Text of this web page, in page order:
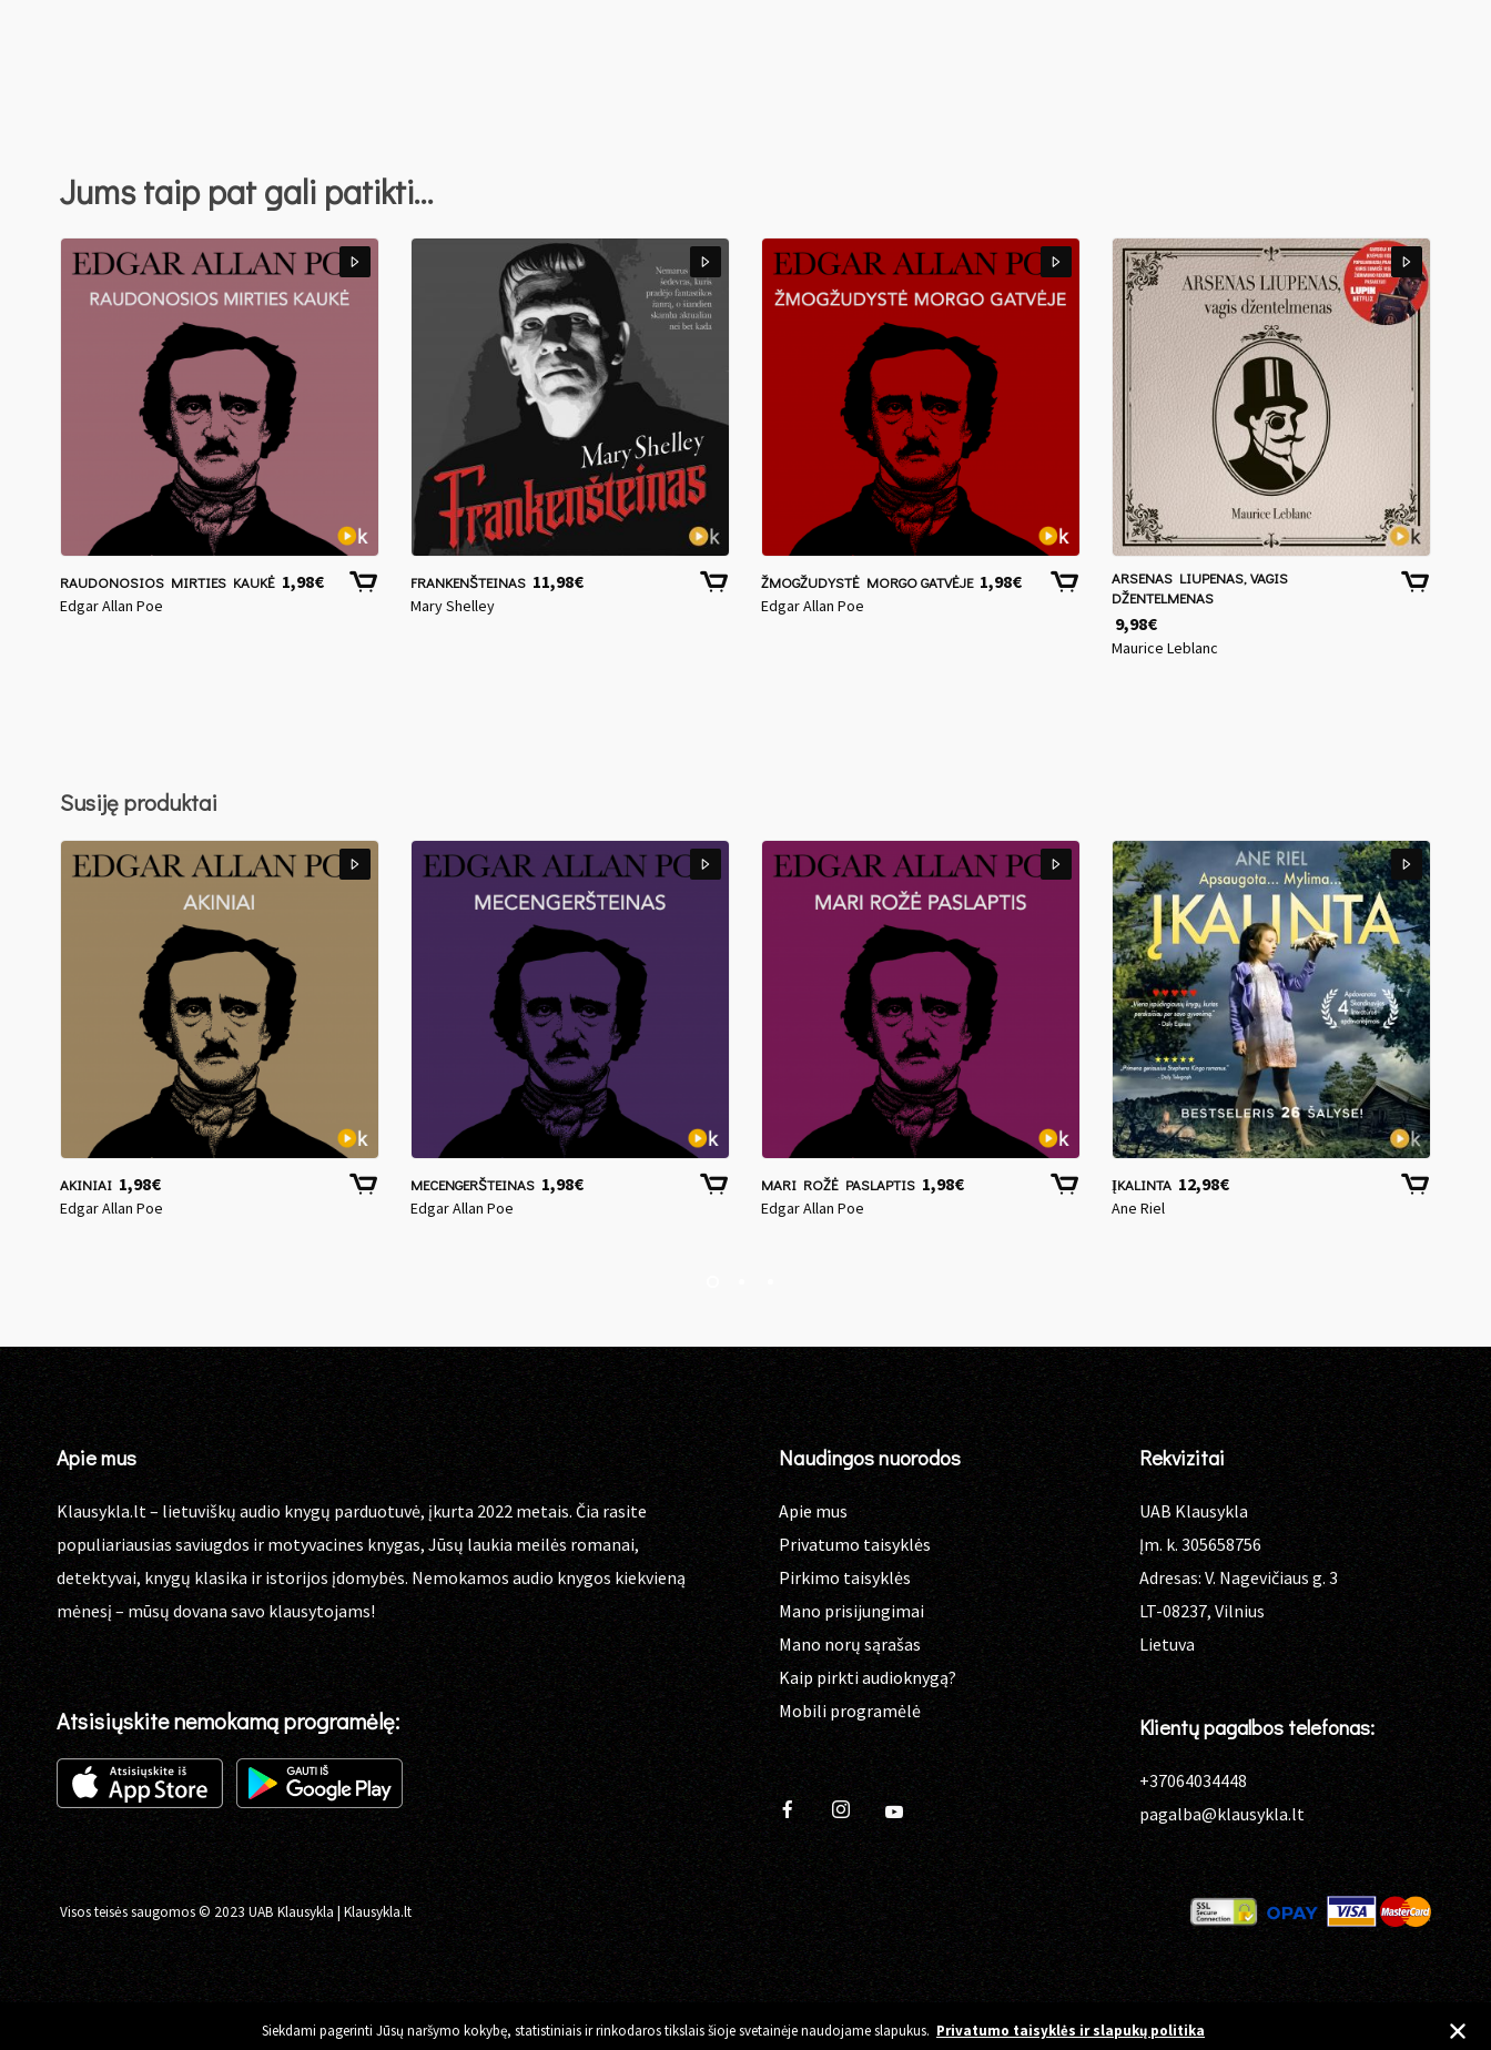
Siekdami pagerinti Jūsų naršymo kokybę, statistiniais ir rinkodaros tikslais šioje svetainėje naudojame slapukus. Privatumo taisyklės ir slapukų politika
Jums taip pat gali patikti…
RAUDONOSIOS MIRTIES KAUKĖ 1,98€
Edgar Allan Poe
FRANKENŠTEINAS 11,98€
Mary Shelley
ŽMOGŽUDYSTĖ MORGO GATVĖJE 1,98€
Edgar Allan Poe
ARSENAS LIUPENAS, VAGIS
DŽENTELMENAS
9,98€
Maurice Leblanc
Susiję produktai
AKINIAI 1,98€
Edgar Allan Poe
MECENGERŠTEINAS 1,98€
Edgar Allan Poe
MARI ROŽĖ PASLAPTIS 1,98€
Edgar Allan Poe
ĮKALINTA 12,98€
Ane Riel
Apie mus
Klausykla.lt – lietuviškų audio knygų parduotuvė, įkurta 2022 metais. Čia rasite
populiariausias saviugdos ir motyvacines knygas, Jūsų laukia meilės romanai,
detektyvai, knygų klasika ir istorijos įdomybės. Nemokamos audio knygos kiekvieną
mėnesį – mūsų dovana savo klausytojams!
Atsisiųskite nemokamą programėlę:
Naudingos nuorodos
Apie mus
Privatumo taisyklės
Pirkimo taisyklės
Mano prisijungimai
Mano norų sąrašas
Kaip pirkti audioknygą?
Mobili programėlė
Rekvizitai
UAB Klausykla
Įm. k. 305658756
Adresas: V. Nagevičiaus g. 3
LT-08237, Vilnius
Lietuva
Klientų pagalbos telefonas:
+37064034448
pagalba@klausykla.lt
Visos teisės saugomos © 2023 UAB Klausykla | Klausykla.lt